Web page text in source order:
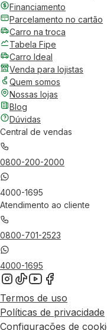
Financiamento
Parcelamento no cartão
Carro na troca
Tabela Fipe
Carro Ideal
Venda para lojistas
Quem somos
Nossas lojas
Blog
Dúvidas
Central de vendas
0800-200-2000
4000-1695
Atendimento ao cliente
0800-701-2523
4000-1695
Termos de uso
Políticas de privacidade
Configurações de